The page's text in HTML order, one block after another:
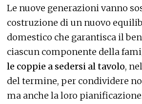
Le nuove generazioni vanno
costruzione di un nuovo
domestico che garantisca il
ciascun componente della
le coppie a sedersi al tavolo,
del termine, per condividere
ma anche la loro